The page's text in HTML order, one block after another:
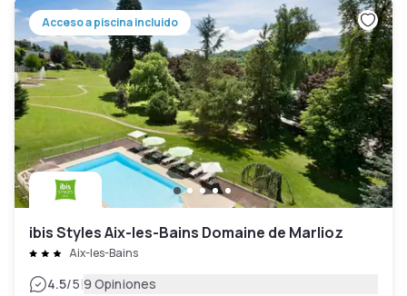
Acceso a piscina incluido
ibis Styles Aix-les-Bains Domaine de Marlioz
Aix-les-Bains
4.5/5|9 Opiniones